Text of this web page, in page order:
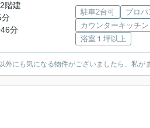
階建
分
46分
駐車2台可 プロパ
カウンターキッチン
浴室１坪以上
にも気になる物件がございましたら、私が